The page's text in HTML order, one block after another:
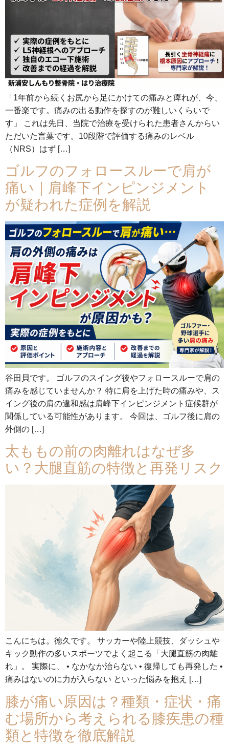
「1年前から続くお尻から足にかけての痛みと痺れが、今、
一番楽です。痛みの出る動作を探すのが難しいくらいで
す」 これは先日、当院で治療を受けられた患者さんからい
ただいた言葉です。10段階で評価する痛みのレベル
（NRS）はず […]
ゴルフのフォロースルーで肩が
痛い｜肩峰下インピンジメント
が疑われた症例を解説
谷田貝です。 ゴルフのスイング後やフォロースルーで肩の
痛みを感じていませんか？ 特に肩を上げた時の痛みや、ス
イング後の肩の違和感は肩峰下インピンジメント症候群が
関係している可能性があります。 今回は、ゴルフ後に肩の
外側の […]
太ももの前の肉離れはなぜ多
い？大腿直筋の特徴と再発リスク
こんにちは。徳久です。 サッカーや陸上競技、ダッシュや
キック動作の多いスポーツでよく起こる「大腿直筋の肉離
れ」。 実際に、 • なかなか治らない • 復帰しても再発した •
痛みはないのに力が入らない といった悩みを抱え […]
膝が痛い原因は？種類・症状・痛
む場所から考えられる膝疾患の種
類と特徴を徹底解説